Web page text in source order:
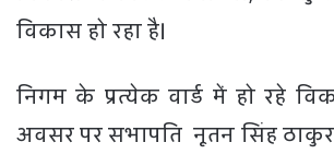
विकास हो रहा है।
निगम के प्रत्येक वार्ड में हो रहे
अवसर पर सभापति नूतन सिंह